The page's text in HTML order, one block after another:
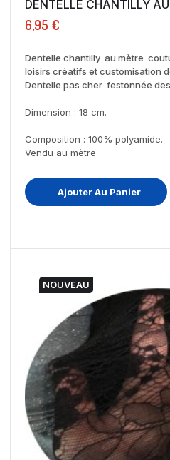
DENTELLE CHANTILLY
6,95 €
Dentelle chantilly au mètre
loisirs créatifs et customisation
Dentelle pas cher festonnée
Dimension : 18 cm.
Composition : 100% polyamide.
Vendu au mètre
Ajouter Au Panier
NOUVEAU